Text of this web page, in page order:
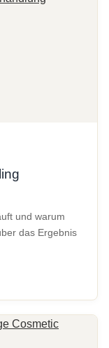
und warum
das Ergebnis